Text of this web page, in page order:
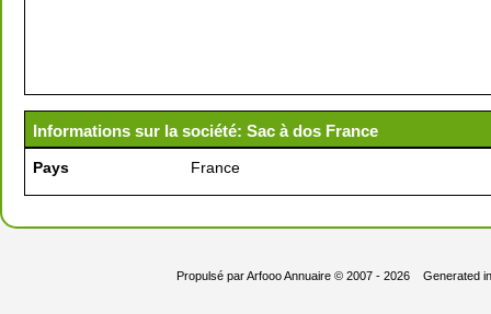
Informations sur la société: Sac à dos France
Pays France
Propulsé parArfooo Annuaire© 2007 - 2026 Generated